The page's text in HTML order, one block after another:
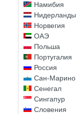
Намибия
Нидерланды
Норвегия
ОАЭ
Польша
Португалия
Россия
Сан-Марино
Сенегал
Сингапур
Словения